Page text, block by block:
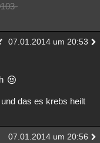
07.01.2014 um 20:53
das es krebs heilt
07.01.2014 um 20:56